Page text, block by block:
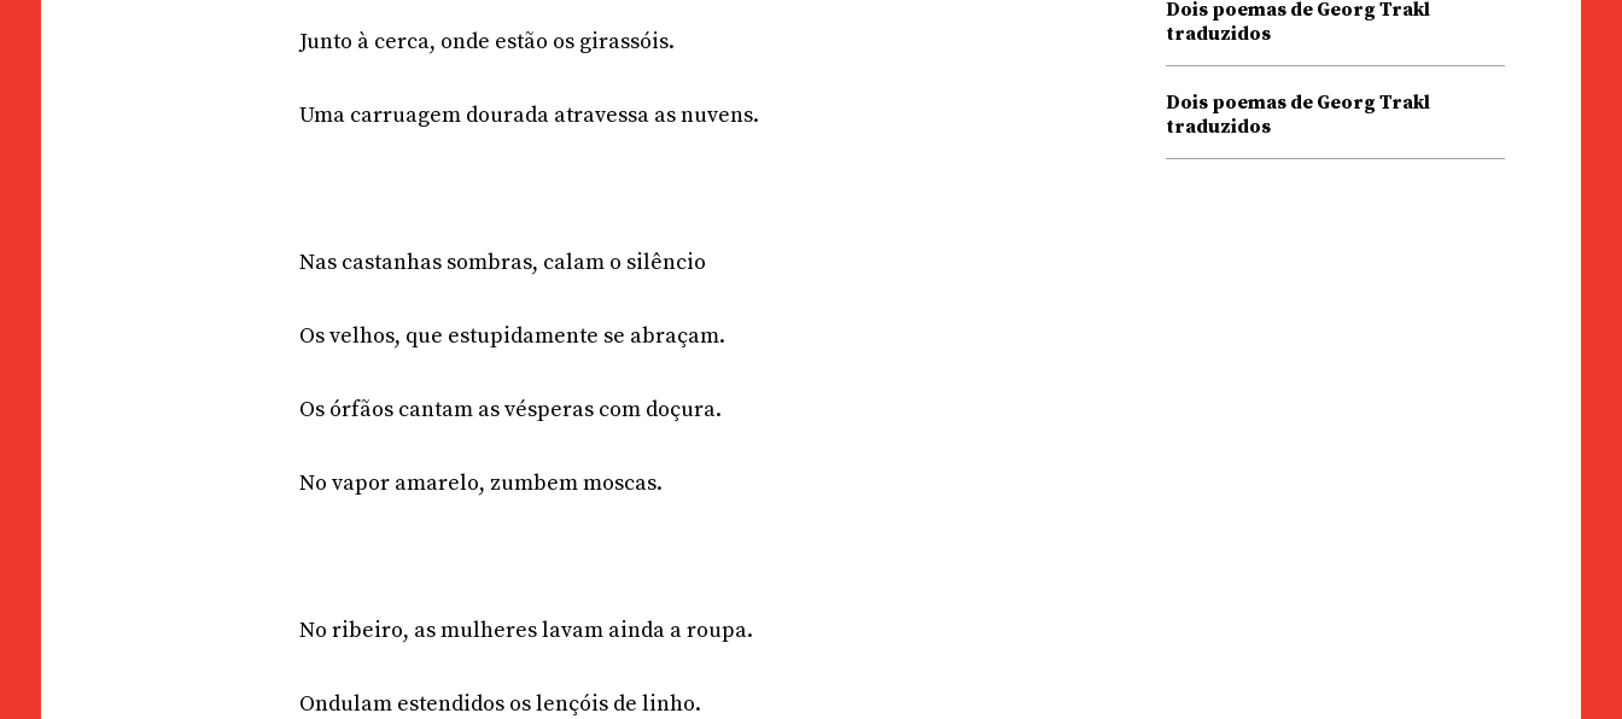
Junto à cerca, onde estão os girassóis.
Uma carruagem dourada atravessa as nuvens.
Nas castanhas sombras, calam o silêncio
Os velhos, que estupidamente se abraçam.
Os órfãos cantam as vésperas com doçura.
No vapor amarelo, zumbem moscas.
No ribeiro, as mulheres lavam ainda a roupa.
Ondulam estendidos os lençóis de linho.
Dois poemas de Georg Trakl
traduzidos
Dois poemas de Georg Trakl
traduzidos